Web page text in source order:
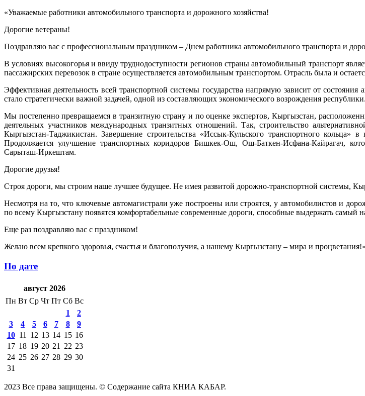
«Уважаемые работники автомобильного транспорта и дорожного хозяйства!
Дорогие ветераны!
Поздравляю вас с профессиональным праздником – Днем работника автомобильного транспорта и
В условиях высокогорья и ввиду труднодоступности регионов страны автомобильный транспорт
пассажирских перевозок в стране осуществляется автомобильным транспортом. Отрасль была и
Эффективная деятельность всей транспортной системы государства напрямую зависит от
стало стратегически важной задачей, одной из составляющих экономического возрождения республики.
Мы постепенно превращаемся в транзитную страну и по оценке экспертов, Кыргызстан,
деятельных участников международных транзитных отношений. Так, строительство
Кыргызстан-Таджикистан. Завершение строительства «Иссык-Кульского транспортного
Продолжается улучшение транспортных коридоров Бишкек-Ош, Ош-Баткен-Исфана-Кайрагач,
Сарыташ-Иркештам.
Дорогие друзья!
Строя дороги, мы строим наше лучшее будущее. Не имея развитой дорожно-транспортной системы,
Несмотря на то, что ключевые автомагистрали уже построены или строятся, у автомобилистов и
по всему Кыргызстану появятся комфортабельные современные дороги, способные выдержать
Еще раз поздравляю вас с праздником!
Желаю всем крепкого здоровья, счастья и благополучия, а нашему Кыргызстану – мира и
По дате
август 2026
Пн Вт Ср Чт Пт Сб Вс
1
2
3
4 5 6 7 8
9
10 11 12 13 14 15 16
17 18 19 20 21 22 23
24 25 26 27 28 29 30
31
2023 Все права защищены. © Содержание сайта КНИА КАБАР.